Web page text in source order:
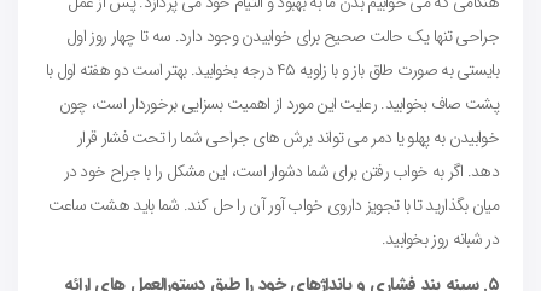
جراحی تنها یک حالت صحیح برای خوابیدن وجود دارد. سه تا چهار روز اول
بایستی به صورت طاق باز و با زاویه ۴۵ درجه بخوابید. بهتر است دو هفته اول با
پشت صاف بخوابید. رعایت این مورد از اهمیت بسزایی برخوردار است، چون
خوابیدن به پهلو یا دمر می تواند برش های جراحی شما را تحت فشار قرار
دهد. اگر به خواب رفتن برای شما دشوار است، این مشکل را با جراح خود در
میان بگذارید تا با تجویز داروی خواب آور آن را حل کند. شما باید هشت ساعت
در شبانه روز بخوابید.
۵. سینه بند فشاری و بانداژهای خود را طبق دستورالعمل های ارائه